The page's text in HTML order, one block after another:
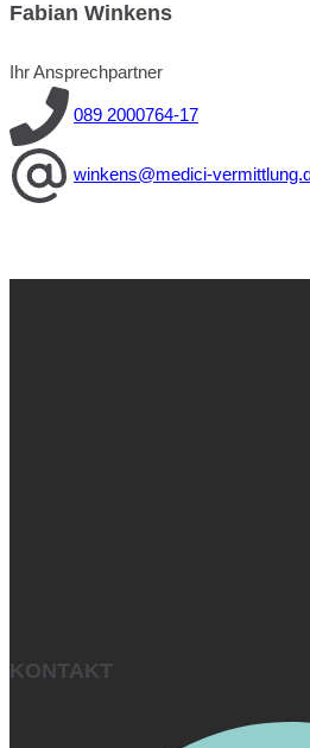
Fabian Winkens
Ihr Ansprechpartner
089 2000764-17
winkens@medici-
KONTAKT